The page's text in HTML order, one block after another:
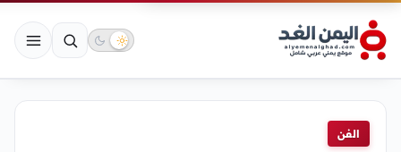
الفن